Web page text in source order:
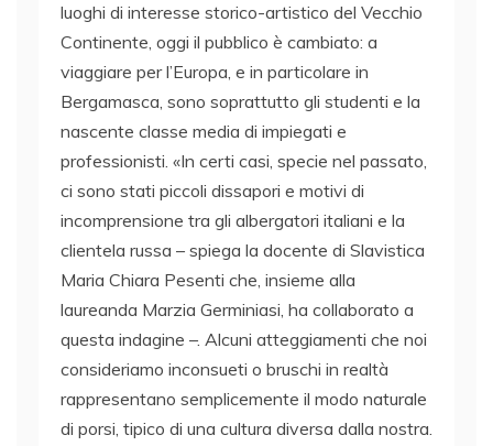
luoghi di interesse storico-artistico del Vecchio
Continente, oggi il pubblico è cambiato: a
viaggiare per l’Europa, e in particolare in
Bergamasca, sono soprattutto gli studenti e la
nascente classe media di impiegati e
professionisti. «In certi casi, specie nel passato,
ci sono stati piccoli dissapori e motivi di
incomprensione tra gli albergatori italiani e la
clientela russa – spiega la docente di Slavistica
Maria Chiara Pesenti che, insieme alla
laureanda Marzia Germiniasi, ha collaborato a
questa indagine –. Alcuni atteggiamenti che noi
consideriamo inconsueti o bruschi in realtà
rappresentano semplicemente il modo naturale
di porsi, tipico di una cultura diversa dalla nostra.